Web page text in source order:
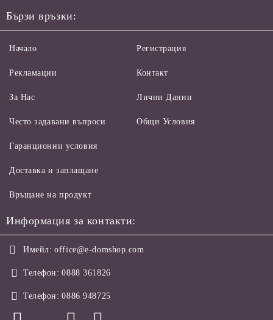
Бързи връзки:
Начало
Рекламации
За Нас
Често задавани въпроси
Регистрация
Контакт
Лични Данни
Общи Условия
Гаранционни условия
Доставка и заплащане
Връщане на продукт
Информация за контакти:
Имейл: office@e-domshop.com
Телефон: 0888 361826
Телефон: 0886 948725